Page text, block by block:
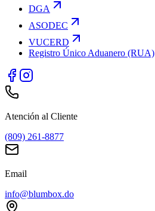
DGA
ASODEC
VUCERD
Registro Único Aduanero (RUA)
Atención al Cliente
(809) 261-8877
Email
info@blumbox.do